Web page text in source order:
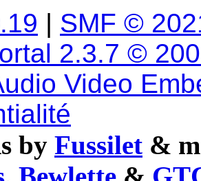
| SMF ©
2.3.7 ©
Video
by Fussilet &